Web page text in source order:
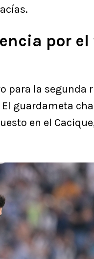
por
para la segunda
guardameta
en el